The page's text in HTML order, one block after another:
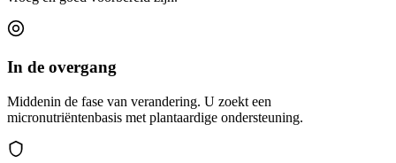
In de overgang
Middenin de fase van verandering. U zoekt een
micronutriëntenbasis met plantaardige ondersteuning.